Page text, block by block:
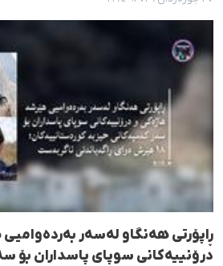
ڕاپۆرتی هەنگاو لەسەر
درۆنییەکانی سوپای پاسداران بۆ